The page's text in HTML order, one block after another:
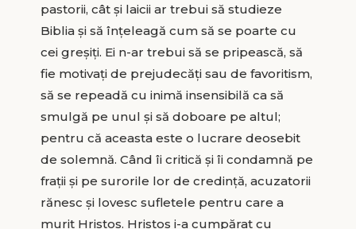
pastorii, cât şi laicii ar trebui să studieze
Biblia şi să înţeleagă cum să se poarte cu
cei greşiţi. Ei n-ar trebui să se pripească, să
fie motivaţi de prejudecăţi sau de favoritism,
să se repeadă cu inimă insensibilă ca să
smulgă pe unul şi să doboare pe altul;
pentru că aceasta este o lucrare deosebit
de solemnă. Când îi critică şi îi condamnă pe
fraţii şi pe surorile lor de credinţă, acuzatorii
rănesc şi lovesc sufletele pentru care a
murit Hristos. Hristos i-a cumpărat cu